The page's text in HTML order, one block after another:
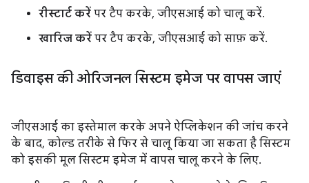
रीस्टार्ट करें पर टैप करके, जीएसआई को चालू करें.
खारिज करें पर टैप करके, जीएसआई को साफ़ करें.
डिवाइस की ओरिजनल सिस्टम इमेज पर वापस जाएं
जीएसआई का इस्तेमाल करके अपने ऐप्लिकेशन की जांच करने
के बाद, कोल्ड तरीके से फिर से चालू किया जा सकता है सिस्टम
को इसकी मूल सिस्टम इमेज में वापस चालू करने के लिए.